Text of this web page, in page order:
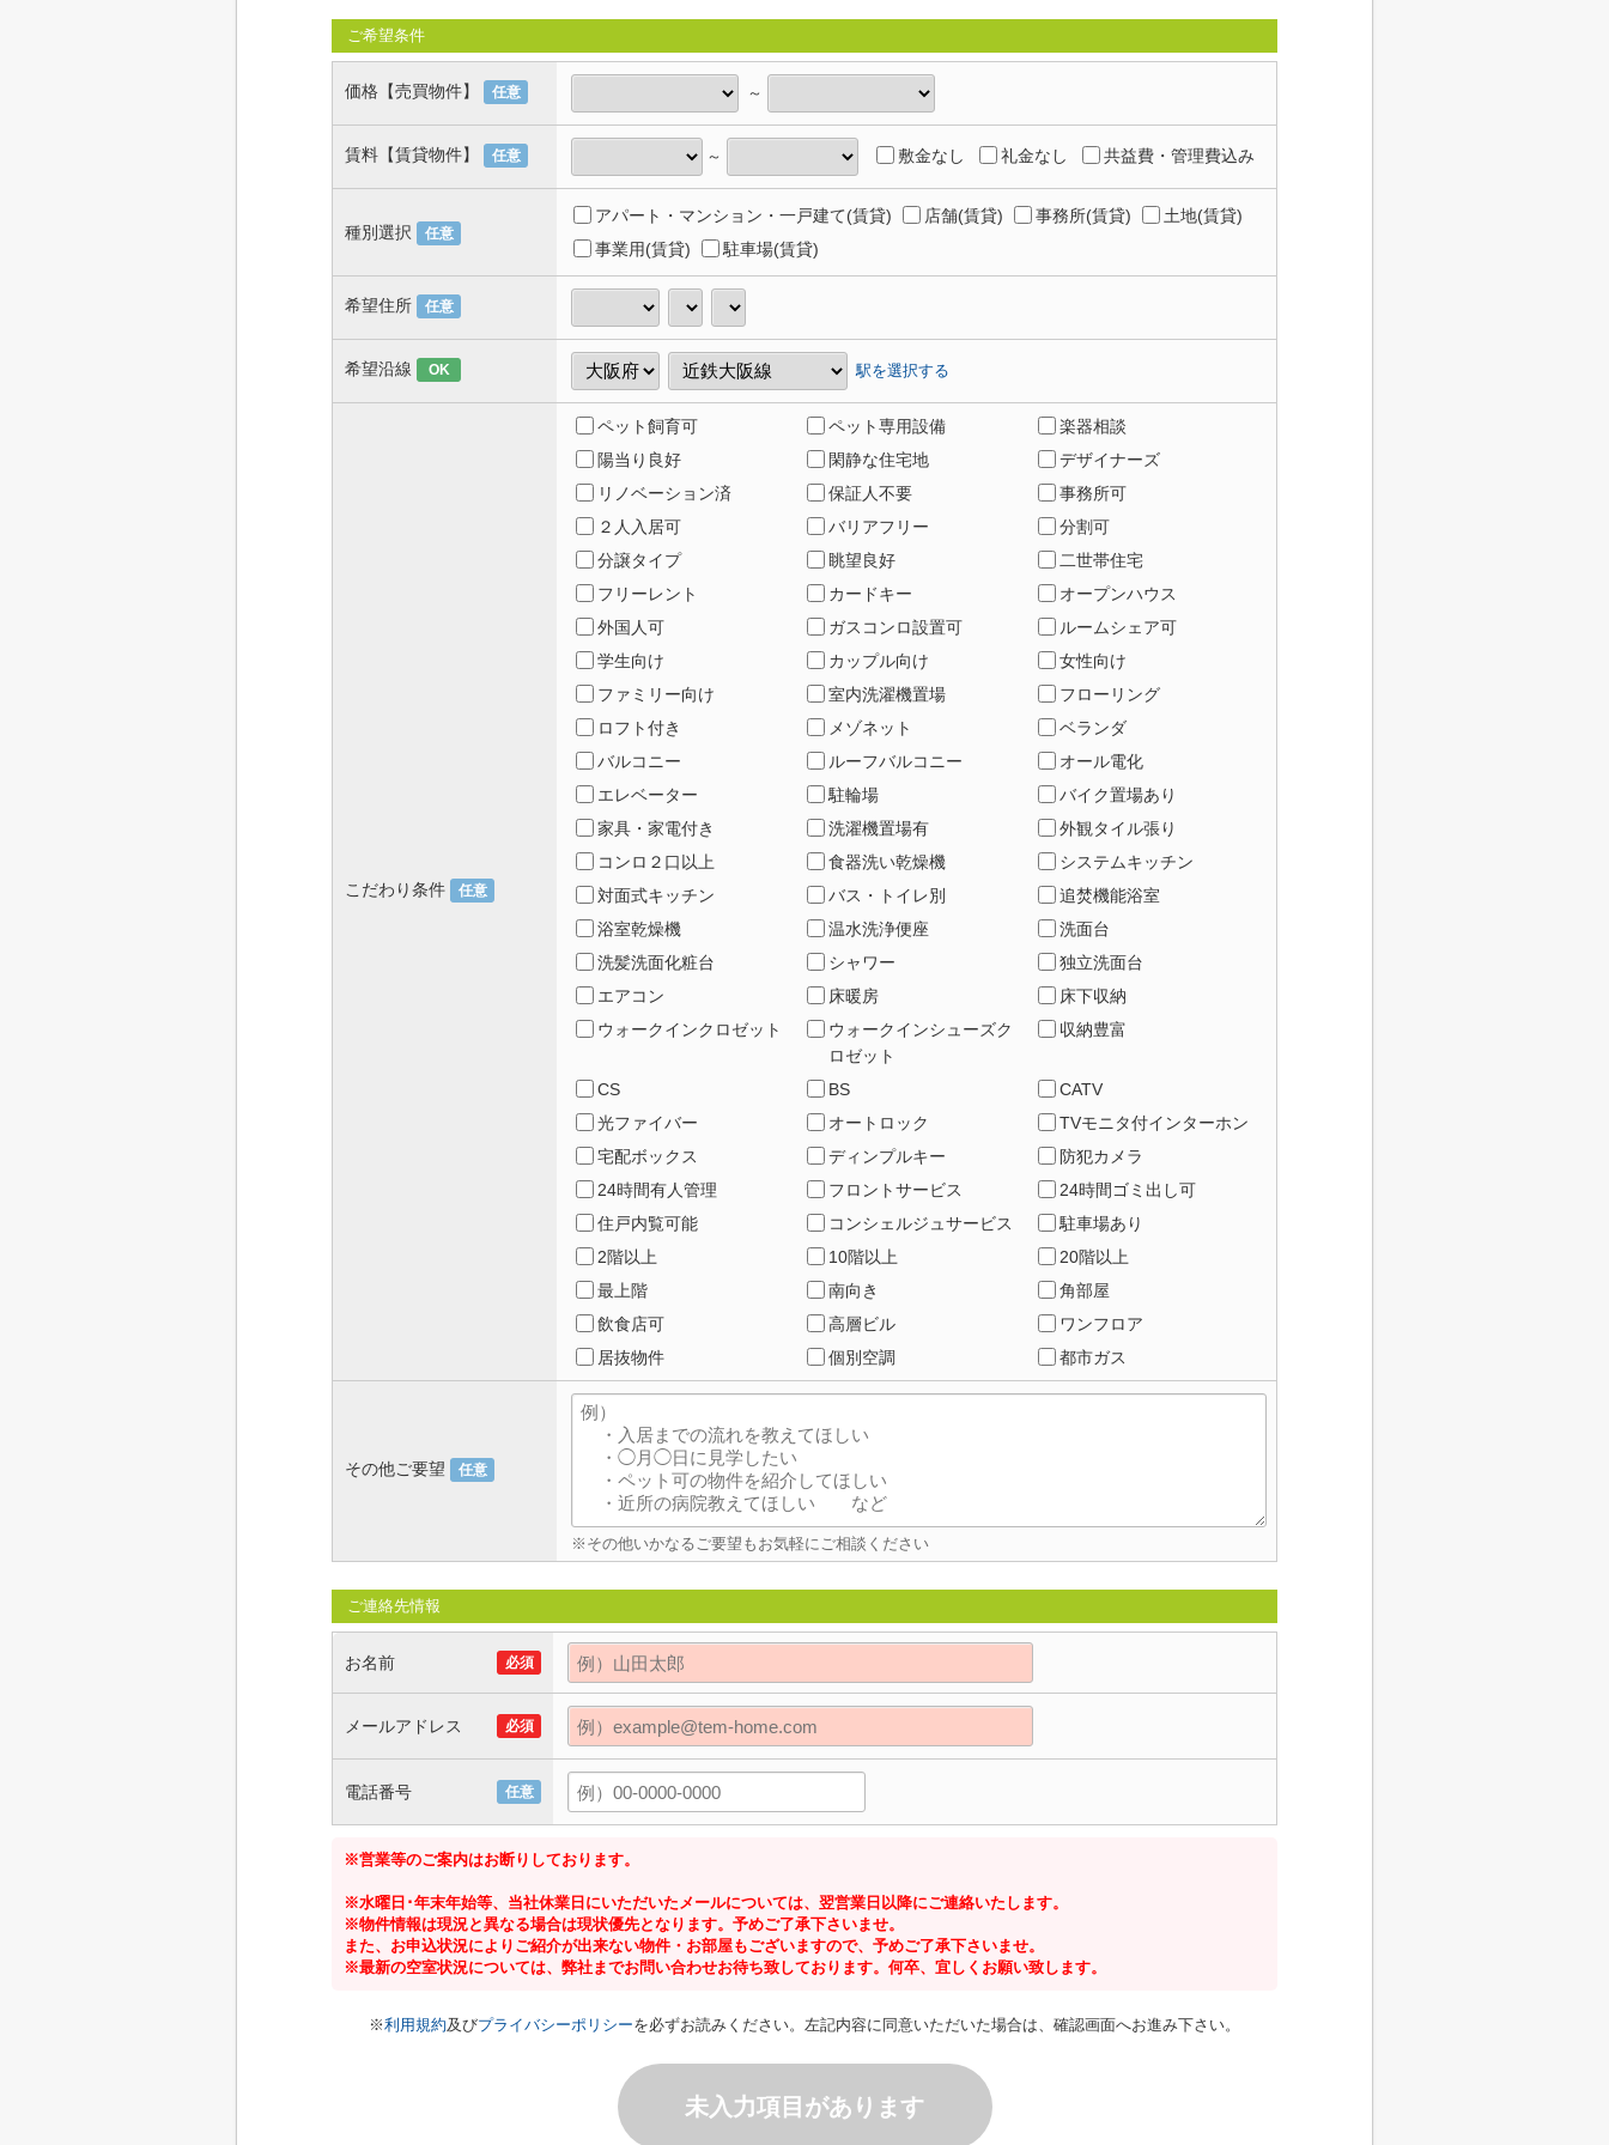
ご希望条件
価格【売買物件】 任意 ～
賃料【賃貸物件】 任意 ～ 敷金なし 礼金なし 共益費・管理費込み
種別選択 任意
アパート・マンション・一戸建て(賃貸) 店舗(賃貸) 事務所(賃貸)
土地(賃貸)
事業用(賃貸)
駐車場(賃貸)
希望住所 任意
希望沿線 OK 駅を選択する
こだわり条件 任意
ペット飼育可 ペット専用設備
楽器相談
陽当り良好
閑静な住宅地
デザイナーズ
リノベーション済
保証人不要
事務所可
２人入居可
バリアフリー
分割可
分譲タイプ
眺望良好
二世帯住宅
フリーレント
カードキー
オープンハウス
外国人可
ガスコンロ設置可
ルームシェア可
学生向け
カップル向け
女性向け
ファミリー向け
室内洗濯機置場
フローリング
ロフト付き
メゾネット
ベランダ
バルコニー
ルーフバルコニー
オール電化
エレベーター
駐輪場
バイク置場あり
家具・家電付き
洗濯機置場有
外観タイル張り
コンロ２口以上
食器洗い乾燥機
システムキッチン
対面式キッチン
バス・トイレ別
追焚機能浴室
浴室乾燥機
温水洗浄便座
洗面台
洗髪洗面化粧台
シャワー
独立洗面台
エアコン
床暖房
床下収納
ウォークインクロゼット
ウォークインシューズク
ロゼット
収納豊富
CS BS
CATV
光ファイバー
オートロック
TVモニタ付インターホン
宅配ボックス
ディンプルキー
防犯カメラ
24時間有人管理
フロントサービス
24時間ゴミ出し可
住戸内覧可能
コンシェルジュサービス
駐車場あり
2階以上
10階以上
20階以上
最上階
南向き
角部屋
飲食店可
高層ビル
ワンフロア
居抜物件
個別空調 都市ガス
その他ご要望 任意
※その他いかなるご要望もお気軽にご相談ください
ご連絡先情報
お名前 必須
メールアドレス 必須
電話番号 任意
※営業等のご案内はお断りしております。
※水曜日･年末年始等、当社休業日にいただいたメールについては、翌営業日以降にご連絡いたします。
※物件情報は現況と異なる場合は現状優先となります。予めご了承下さいませ。
また、お申込状況によりご紹介が出来ない物件・お部屋もございますので、予めご了承下さいませ。
※最新の空室状況については、弊社までお問い合わせお待ち致しております。何卒、宜しくお願い致します。
※利用規約及びプライバシーポリシーを必ずお読みください。左記内容に同意いただいた場合は、確認画面へお進み下さい。
未入力項目があります